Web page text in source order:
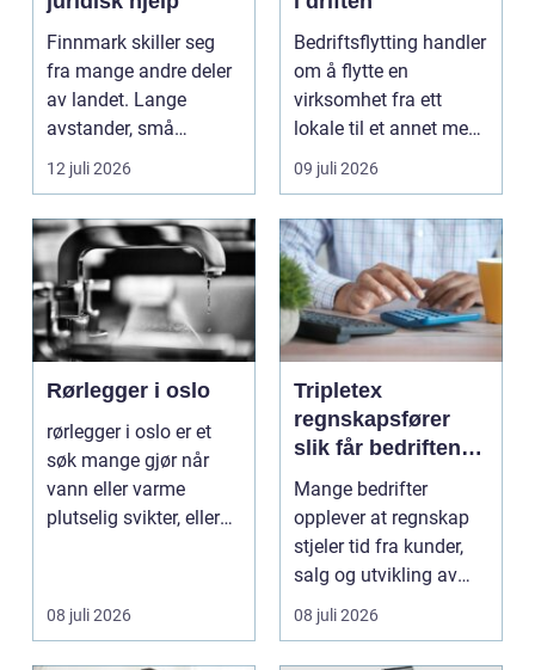
Finnmark skiller seg
fra mange andre deler
av landet. Lange
avstander, små
lokalsamfunn, sterk
tilkn...
12 juli 2026
Bedriftsflytting handler
om å flytte en
virksomhet fra ett
lokale til et annet med
minst mulig...
09 juli 2026
Rørlegger i oslo
rørlegger i oslo er et
søk mange gjør når
vann eller varme
plutselig svikter, eller
08 juli 2026
Tripletex
regnskapsfører
slik får bedriften
mer ut av
regnskapet
Mange bedrifter
opplever at regnskap
stjeler tid fra kunder,
salg og utvikling av
virksomheten. Samt...
08 juli 2026